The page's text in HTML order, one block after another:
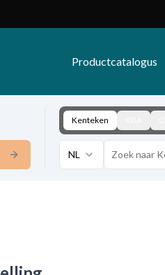
Productcatalogus
Kenteken
NL